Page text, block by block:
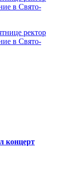
концерт